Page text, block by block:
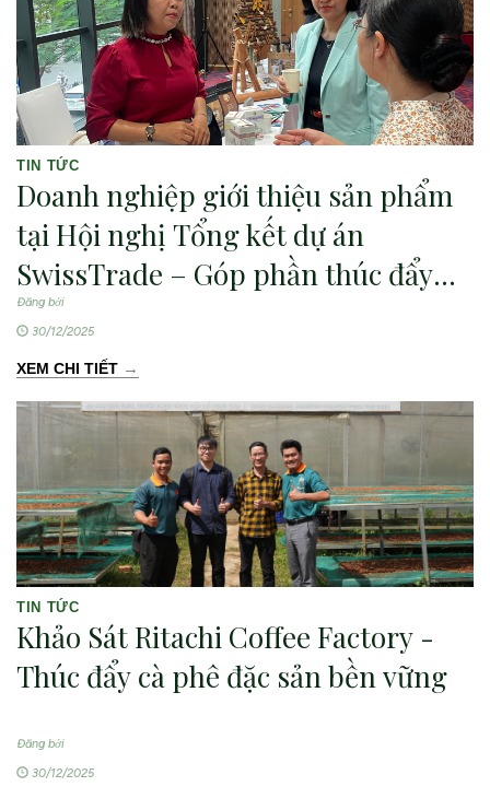
TIN TỨC
Doanh nghiệp giới thiệu sản phẩm
tại Hội nghị Tổng kết dự án
SwissTrade – Góp phần thúc đẩy
xuất khẩu nông sản bền vững
Đăng bởi
30/12/2025
XEM CHI TIẾT →
TIN TỨC
Khảo Sát Ritachi Coffee Factory -
Thúc đẩy cà phê đặc sản bền vững
Đăng bởi
30/12/2025